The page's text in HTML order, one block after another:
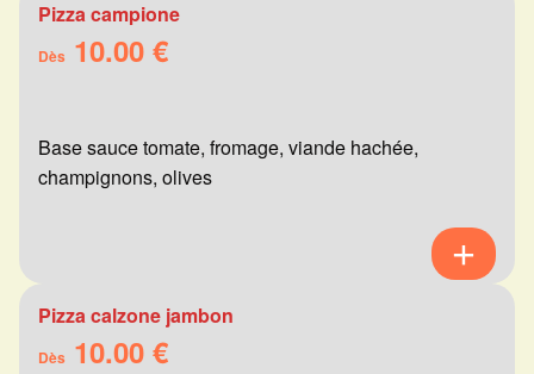
Pizza campione
Dès 10.00 €
Base sauce tomate, fromage, viande hachée,
champignons, olives
Pizza calzone jambon
Dès 10.00 €